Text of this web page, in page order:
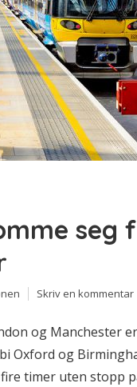
seg
Skriv en kommentar
og Manchester
Oxford og
timer uten stopp